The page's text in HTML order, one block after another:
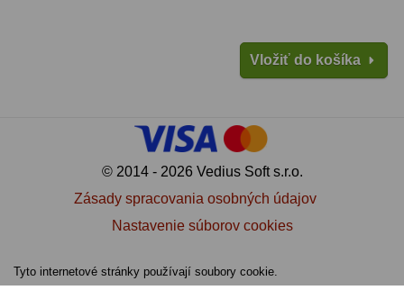
Redukcia 1,25" a 2" 17
Okulárové výťahy a ostrenie 1
Vložiť do košíka
© 2014 - 2026 Vedius Soft s.r.o.
Zásady spracovania osobných údajov
Nastavenie súborov cookies
Tyto internetové stránky používají soubory cookie.